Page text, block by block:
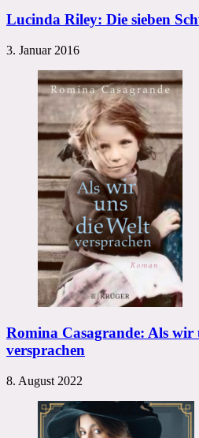
Lucinda Riley: Die sieben
3. Januar 2016
Romina Casagrande: Als wir
versprachen
8. August 2022